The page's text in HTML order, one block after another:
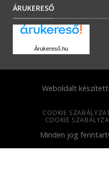
ÁRUKERESŐ
Árukereső.hu
Weboldalt
COOKIE
COOKIE
Minden jog